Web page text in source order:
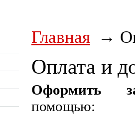
Главная
Оплата и
Оформить
помощью: